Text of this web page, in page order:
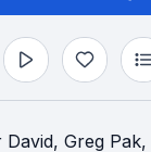
David, Greg Pak,